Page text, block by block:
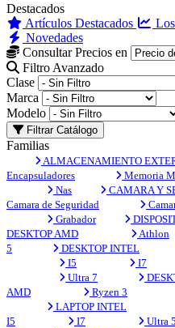
Destacados
Artículos Destacados
Novedades
Consultar Precios en
Filtro Avanzado
Clase
Marca
Modelo
Filtrar Catálogo
Familias
ALMACENAMIENTO
Encapsuladores
Memoria
Nas
CAMARA Y
Camara de Seguridad
Grabador
DESKTOP AMD
Athlon
5
DESKTOP INTEL
I5
I7
Ultra 7
AMD
Ryzen 3
LAPTOP INTEL
I5
I7 Ultra 5